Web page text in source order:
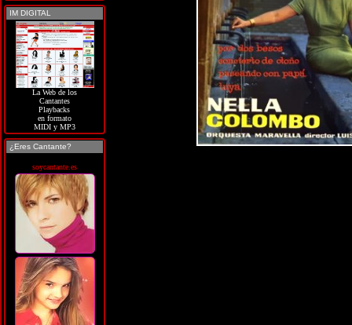
IM DIGITAL
La Web de los
Cantantes
Playbacks
en formato
MIDI y MP3
¿Eres Cantante?
soycantante.es